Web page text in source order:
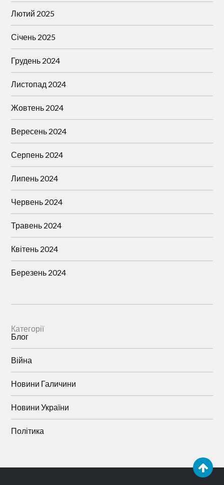
Лютий 2025
Січень 2025
Грудень 2024
Листопад 2024
Жовтень 2024
Вересень 2024
Серпень 2024
Липень 2024
Червень 2024
Травень 2024
Квітень 2024
Березень 2024
Категорії
Блог
Війна
Новини Галичини
Новини України
Політика